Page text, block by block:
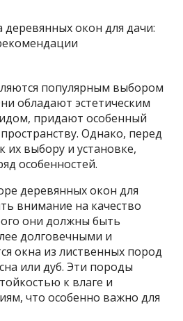
популярным выбором
обладают эстетическим
придают особенный
Однако, перед
их выбору и установке,
особенностей.
деревянных окон для
внимание на качество
они должны быть
долговечными и
окна из лиственных пород
или дуб. Эти породы
к влаге и
что особенно важно для